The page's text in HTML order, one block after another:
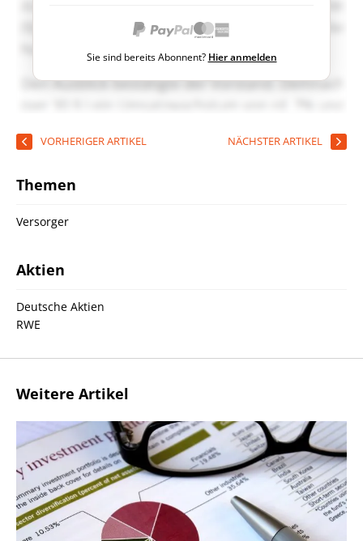
Sie sind bereits Abonnent? Hier anmelden
VORHERIGER ARTIKEL NÄCHSTER ARTIKEL
Themen
Versorger
Aktien
Deutsche Aktien
RWE
Weitere Artikel